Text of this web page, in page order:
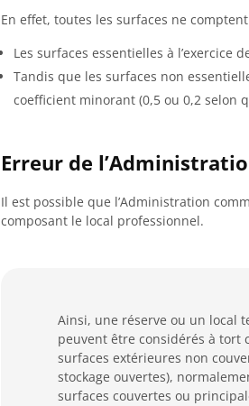
En effet, toutes les surfaces ne
Les surfaces essentielles à l’exercice
Tandis que les surfaces non
coefficient minorant (0,5 ou 0,2 selon
Erreur de
Il est possible que l’Administration
composant le local professionnel.
Ainsi, une réserve ou un local
peuvent être considérés à tort
surfaces extérieures non
stockage ouvertes),
surfaces couvertes ou